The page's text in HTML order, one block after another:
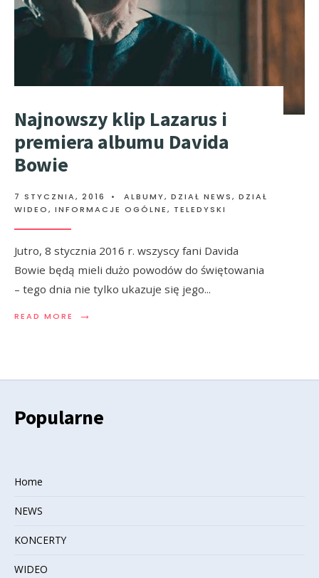
Najnowszy klip Lazarus i
premiera albumu Davida
Bowie
7 STYCZNIA, 2016 • ALBUMY, DZIAŁ NEWS, DZIAŁ
WIDEO, INFORMACJE OGÓLNE, TELEDYSKI
Jutro, 8 stycznia 2016 r. wszyscy fani Davida
Bowie będą mieli dużo powodów do świętowania
– tego dnia nie tylko ukazuje się jego...
READ MORE →
Popularne
Home
NEWS
KONCERTY
WIDEO